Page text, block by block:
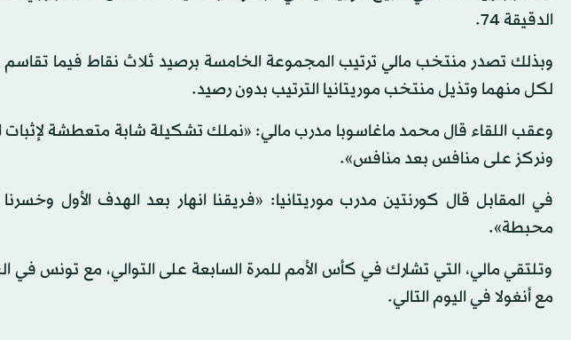
الدقيقة 74.
وبذلك تصدر منتخب مالي ترتيب المجموعة الخامسة برصيد ثلاث نقاط فيما تقاسم
لكل منهما وتذيل منتخب موريتانيا الترتيب بدون رصيد.
وعقب اللقاء قال محمد ماغاسوبا مدرب مالي: «نملك تشكيلة شابة متعطشة لإثبات
ونركز على منافس بعد منافس».
في المقابل قال كورنتين مدرب موريتانيا: «فريقنا انهار بعد الهدف الأول
محبطة».
وتلتقي مالي، التي تشارك في كأس الأمم للمرة السابعة على التوالي، مع تونس في
مع أنغولا في اليوم التالي.